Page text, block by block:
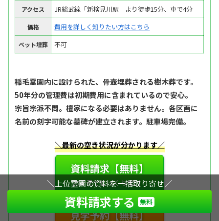
アクセス JR総武線「新検見川駅」より徒歩15分、車で4分
価格 費用を詳しく知りたい方はこちら
ペット埋葬 不可
稲毛霊園内に設けられた、骨壺埋葬される樹木葬です。
50年分の管理費は初期費用に含まれているので安心。
宗旨宗派不問。檀家になる必要はありません。各区画に
名前の刻字可能な墓碑が建立されます。駐車場完備。
＼最新の空き状況が分かります／
資料請求【無料】
見学予約【無料】
＼上位霊園の資料を一括取り寄せ／
資料請求する 無料